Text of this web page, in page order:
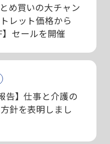
め買いの大チャン
レット価格から
】セールを開催
告】仕事と介護の
針を表明しまし